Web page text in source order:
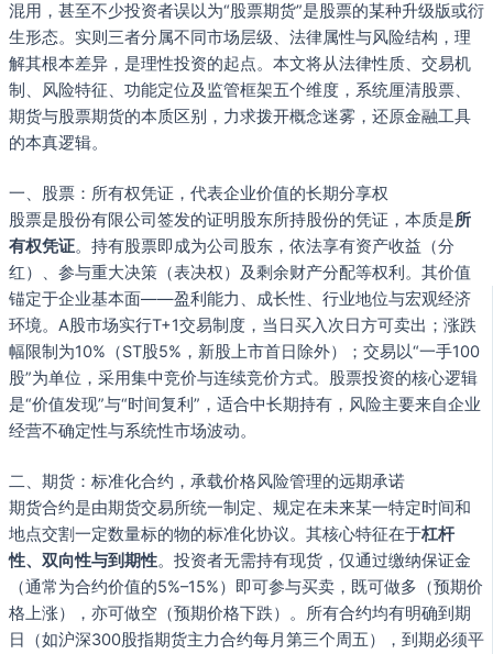
混用，甚至不少投资者误以为“股票期货”是股票的某种升级版或衍
生形态。实则三者分属不同市场层级、法律属性与风险结构，理
解其根本差异，是理性投资的起点。本文将从法律性质、交易机
制、风险特征、功能定位及监管框架五个维度，系统厘清股票、
期货与股票期货的本质区别，力求拨开概念迷雾，还原金融工具
的本真逻辑。
一、股票：所有权凭证，代表企业价值的长期分享权
股票是股份有限公司签发的证明股东所持股份的凭证，本质是所
有权凭证。持有股票即成为公司股东，依法享有资产收益（分
红）、参与重大决策（表决权）及剩余财产分配等权利。其价值
锚定于企业基本面——盈利能力、成长性、行业地位与宏观经济
环境。A股市场实行T+1交易制度，当日买入次日方可卖出；涨跌
幅限制为10%（ST股5%，新股上市首日除外）；交易以“一手100
股”为单位，采用集中竞价与连续竞价方式。股票投资的核心逻辑
是“价值发现”与“时间复利”，适合中长期持有，风险主要来自企业
经营不确定性与系统性市场波动。
二、期货：标准化合约，承载价格风险管理的远期承诺
期货合约是由期货交易所统一制定、规定在未来某一特定时间和
地点交割一定数量标的物的标准化协议。其核心特征在于杠杆
性、双向性与到期性。投资者无需持有现货，仅通过缴纳保证金
（通常为合约价值的5%–15%）即可参与买卖，既可做多（预期价
格上涨），亦可做空（预期价格下跌）。所有合约均有明确到期
日（如沪深300股指期货主力合约每月第三个周五），到期必须平